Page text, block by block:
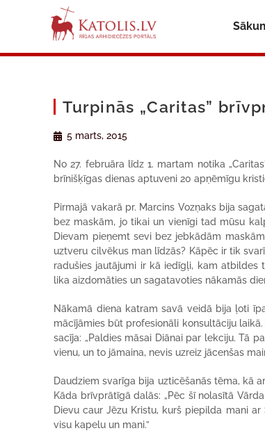
Turpinās „Caritas”
5 marts, 2015
No 27. februāra līdz 1. martam notika
brīnišķīgas dienas aptuveni 20 apņēmīgu
Pirmajā vakarā pr. Marcins Vozņaks bija
bez maskām, jo tikai un vienīgi tad mūsu
Dievam pieņemt sevi bez jebkādām
uztveru cilvēkus man līdzās? Kāpēc ir tik
radušies jautājumi ir kā iedīgļi, kam atbildes
lika aizdomāties un sagatavoties nākamās
Nākamā diena katram savā veidā bija ļoti
mācījāmies būt profesionāli konsultāciju
sacīja: „Paldies māsai Diānai par lekciju. Tā
vienu, un to jāmaina, nevis uzreiz jācenšas
Daudziem svarīga bija uzticēšanās tēma, kā
Kāda brīvprātīgā dalās: „Pēc šī nolasītā
Dievu caur Jēzu Kristu, kurš piepilda mani
visu kapelu un mani.”